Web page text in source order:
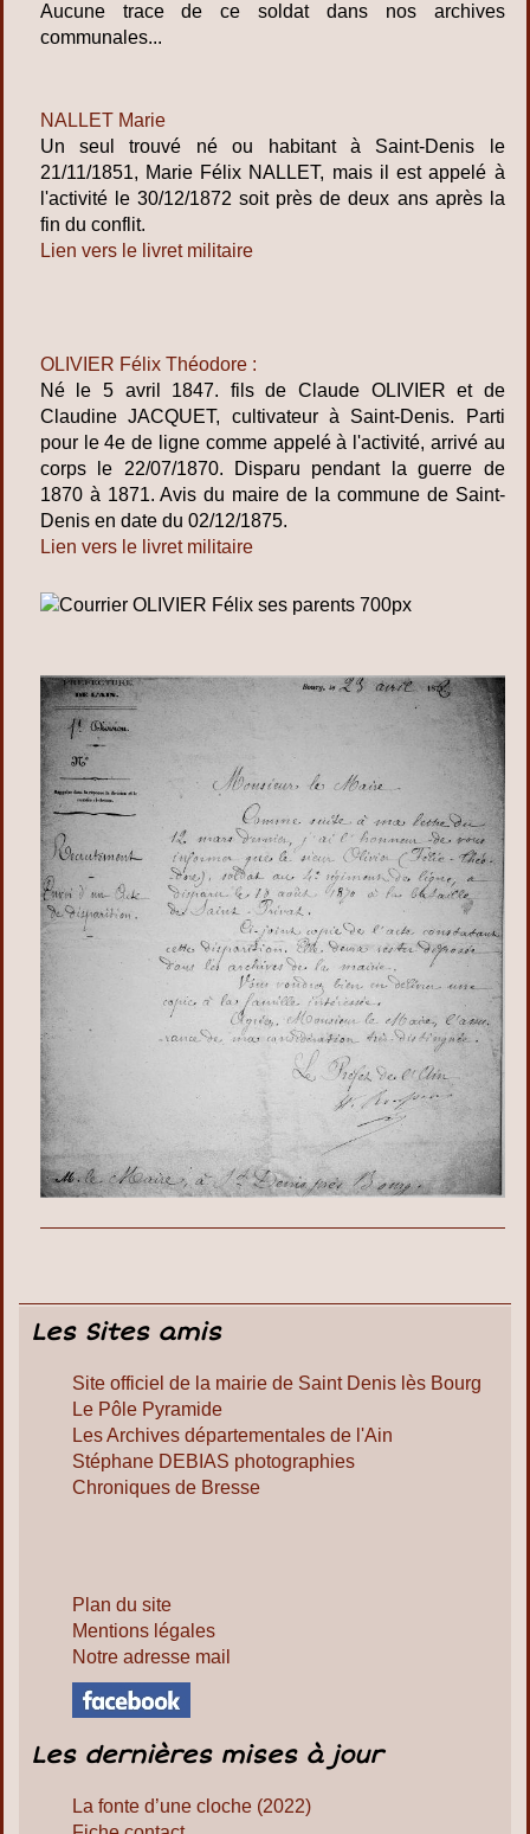
Aucune trace de ce soldat dans nos archives
communales...
NALLET Marie
Un seul trouvé né ou habitant à Saint-Denis le
21/11/1851, Marie Félix NALLET, mais il est appelé à
l'activité le 30/12/1872 soit près de deux ans après la
fin du conflit.
Lien vers le livret militaire
OLIVIER Félix Théodore :
Né le 5 avril 1847. fils de Claude OLIVIER et de
Claudine JACQUET, cultivateur à Saint-Denis. Parti
pour le 4e de ligne comme appelé à l'activité, arrivé au
corps le 22/07/1870. Disparu pendant la guerre de
1870 à 1871. Avis du maire de la commune de Saint-
Denis en date du 02/12/1875.
Lien vers le livret militaire
Les Sites amis
Site officiel de la mairie de Saint Denis lès Bourg
Le Pôle Pyramide
Les Archives départementales de l'Ain
Stéphane DEBIAS photographies
Chroniques de Bresse
Plan du site
Mentions légales
Notre adresse mail
Les dernières mises à jour
La fonte d’une cloche (2022)